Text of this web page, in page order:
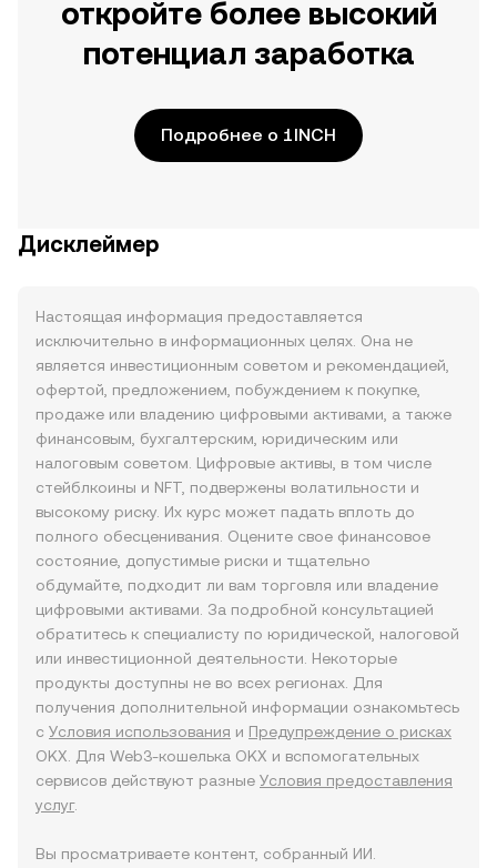
откройте более высокий
потенциал заработка
Подробнее о 1INCH
Дисклеймер
Настоящая информация предоставляется
исключительно в информационных целях. Она не
является инвестиционным советом и рекомендацией,
офертой, предложением, побуждением к покупке,
продаже или владению цифровыми активами, а также
финансовым, бухгалтерским, юридическим или
налоговым советом. Цифровые активы, в том числе
стейблкоины и NFT, подвержены волатильности и
высокому риску. Их курс может падать вплоть до
полного обесценивания. Оцените свое финансовое
состояние, допустимые риски и тщательно
обдумайте, подходит ли вам торговля или владение
цифровыми активами. За подробной консультацией
обратитесь к специалисту по юридической, налоговой
или инвестиционной деятельности. Некоторые
продукты доступны не во всех регионах. Для
получения дополнительной информации ознакомьтесь
с Условия использования и Предупреждение о рисках
OKX. Для Web3-кошелька OKX и вспомогательных
сервисов действуют разные Условия предоставления
услуг.
Вы просматриваете контент, собранный ИИ.